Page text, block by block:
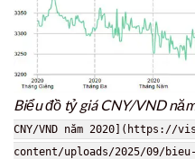
Biểu đồ tỷ giá CNY/VND
CNY/VND năm 2020](https://
content/uploads/2025/09/